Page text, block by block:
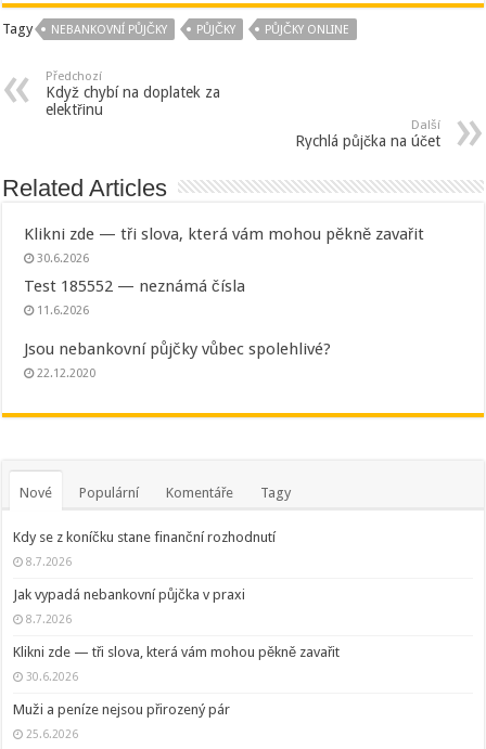
Tagy NEBANKOVNÍ PŮJČKY PŮJČKY PŮJČKY ONLINE
Předchozí
Když chybí na doplatek za
elektřinu
Další
Rychlá půjčka na účet
Related Articles
Klikni zde — tři slova, která vám mohou pěkně zavařit
30.6.2026
Test 185552 — neznámá čísla
11.6.2026
Jsou nebankovní půjčky vůbec spolehlivé?
22.12.2020
Nové Populární Komentáře Tagy
Kdy se z koníčku stane finanční rozhodnutí
8.7.2026
Jak vypadá nebankovní půjčka v praxi
8.7.2026
Klikni zde — tři slova, která vám mohou pěkně zavařit
30.6.2026
Muži a peníze nejsou přirozený pár
25.6.2026